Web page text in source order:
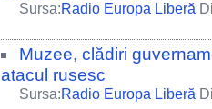
Sursa:Radio Europa Liberă
Muzee, clădiri
atacul rusesc
Sursa:Radio Europa Liberă